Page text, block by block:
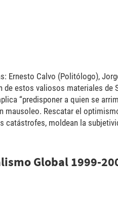
Ernesto Calvo (Politólogo),
estos valiosos materiales de
“predisponer a quien se
mausoleo. Rescatar el
moldean la
Global 1999-